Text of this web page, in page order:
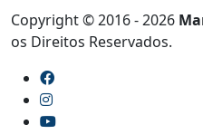
Copyright © 2016 - 2026
os Direitos Reservados.